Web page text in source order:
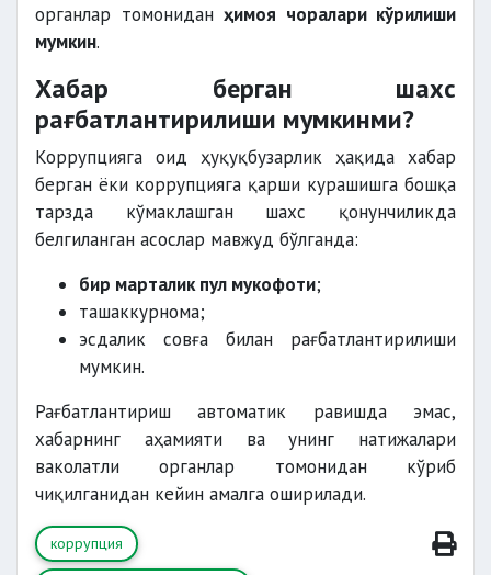
органлар томонидан ҳимоя чоралари кўрилиши
мумкин.
Хабар берган шахс
рағбатлантирилиши мумкинми?
Коррупцияга оид ҳуқуқбузарлик ҳақида хабар
берган ёки коррупцияга қарши курашишга бошқа
тарзда кўмаклашган шахс қонунчиликда
белгиланган асослар мавжуд бўлганда:
бир марталик пул мукофоти;
ташаккурнома;
эсдалик совға билан рағбатлантирилиши
мумкин.
Рағбатлантириш автоматик равишда эмас,
хабарнинг аҳамияти ва унинг натижалари
ваколатли органлар томонидан кўриб
чиқилганидан кейин амалга оширилади.
коррупция